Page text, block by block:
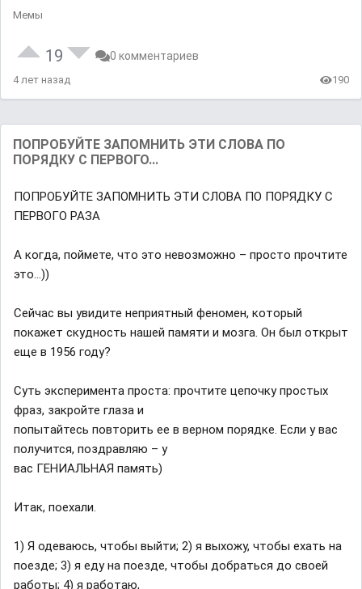
Мемы
19 0 комментариев
4 лет назад 190
ПОПРОБУЙТЕ ЗАПОМНИТЬ ЭТИ СЛОВА ПО
ПОРЯДКУ С ПЕРВОГО...
ПОПРОБУЙТЕ ЗАПОМНИТЬ ЭТИ СЛОВА ПО ПОРЯДКУ С
ПЕРВОГО РАЗА
А когда, поймете, что это невозможно – просто прочтите
это…))
Сейчас вы увидите неприятный феномен, который
покажет скудность нашей памяти и мозга. Он был открыт
еще в 1956 году?
Суть эксперимента проста: прочтите цепочку простых
фраз, закройте глаза и
попытайтесь повторить ее в верном порядке. Если у вас
получится, поздравляю – у
вас ГЕНИАЛЬНАЯ память)
Итак, поехали.
1) Я одеваюсь, чтобы выйти; 2) я выхожу, чтобы ехать на
поезде; 3) я еду на поезде, чтобы добраться до своей
работы; 4) я работаю,